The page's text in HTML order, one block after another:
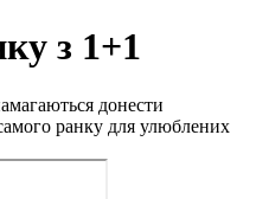
з 1+1
донести
ранку для улюблених